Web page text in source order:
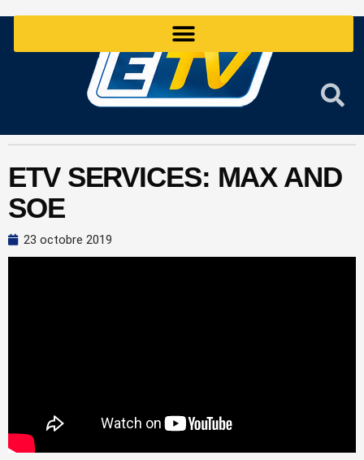
ETV SERVICES: MAX AND
SOE
23 octobre 2019